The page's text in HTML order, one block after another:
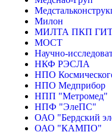
Милон
МИЛТА ПКП
МОСТ
Научно-
НКФ РЭСЛА
НПО
НПО Медприбор
НПП "Метромед"
НПФ "ЭлеПС"
ОАО "Бердский
ОАО "КАМПО"